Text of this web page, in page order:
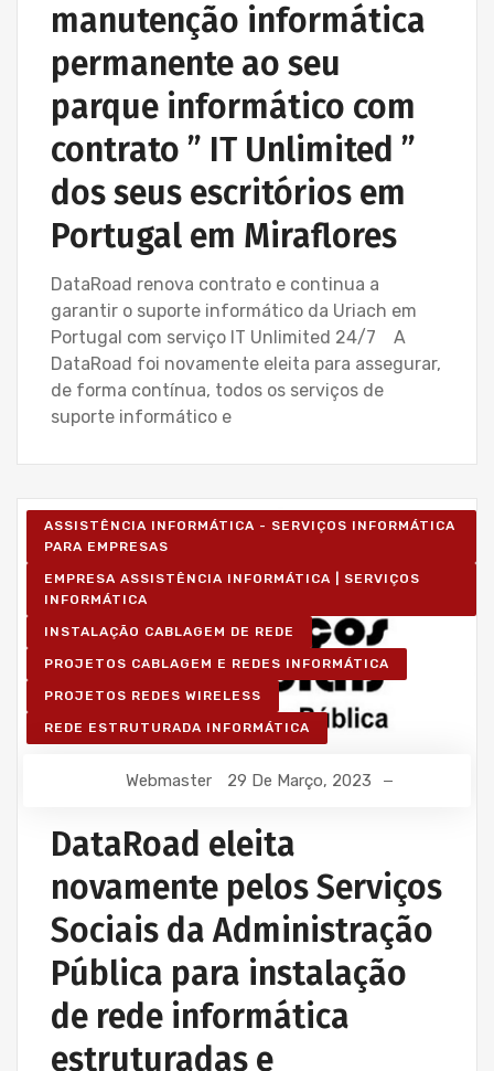
manutenção informática
permanente ao seu
parque informático com
contrato ” IT Unlimited ”
dos seus escritórios em
Portugal em Miraflores
DataRoad renova contrato e continua a
garantir o suporte informático da Uriach em
Portugal com serviço IT Unlimited 24/7 A
DataRoad foi novamente eleita para assegurar,
de forma contínua, todos os serviços de
suporte informático e
ASSISTÊNCIA INFORMÁTICA - SERVIÇOS INFORMÁTICA
PARA EMPRESAS
EMPRESA ASSISTÊNCIA INFORMÁTICA | SERVIÇOS
INFORMÁTICA
INSTALAÇÃO CABLAGEM DE REDE
PROJETOS CABLAGEM E REDES INFORMÁTICA
PROJETOS REDES WIRELESS
REDE ESTRUTURADA INFORMÁTICA
Webmaster 29 De Março, 2023
DataRoad eleita
novamente pelos Serviços
Sociais da Administração
Pública para instalação
de rede informática
estruturadas e